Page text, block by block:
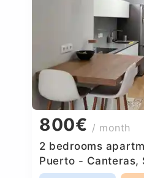
800€ / month
2 bedrooms
Puerto - Canteras,